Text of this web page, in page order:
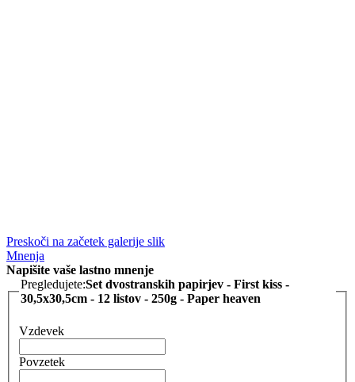
Preskoči na začetek galerije slik
Mnenja
Napišite vaše lastno mnenje
Pregledujete:Set dvostranskih papirjev - First kiss -
30,5x30,5cm - 12 listov - 250g - Paper heaven
Vzdevek
Povzetek